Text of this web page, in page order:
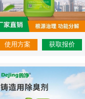
使用方案 获取报价